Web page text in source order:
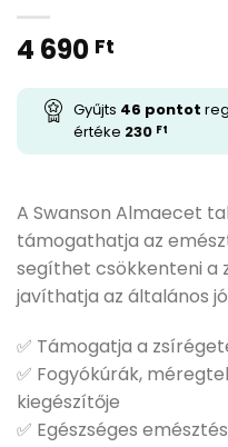
4 690 Ft
Gyűjts 46 pontot
értéke 230 Ft
A Swanson Almaecet
támogathatja az
segíthet csökkenteni a
javíthatja az általános
✅ Támogatja a
✅ Fogyókúrák,
kiegészítője
✅ Egészséges